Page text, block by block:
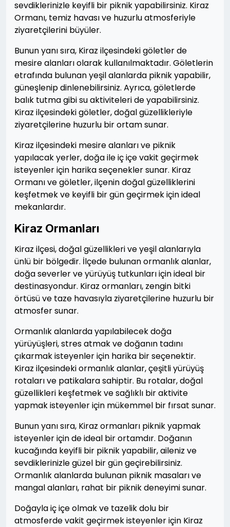
sevdiklerinizle keyifli bir piknik yapabilirsiniz. Kiraz
Ormanı, temiz havası ve huzurlu atmosferiyle
ziyaretçilerini büyüler.
Bunun yanı sıra, Kiraz ilçesindeki göletler de
mesire alanları olarak kullanılmaktadır. Göletlerin
etrafında bulunan yeşil alanlarda piknik yapabilir,
güneşlenip dinlenebilirsiniz. Ayrıca, göletlerde
balık tutma gibi su aktiviteleri de yapabilirsiniz.
Kiraz ilçesindeki göletler, doğal güzellikleriyle
ziyaretçilerine huzurlu bir ortam sunar.
Kiraz ilçesindeki mesire alanları ve piknik
yapılacak yerler, doğa ile iç içe vakit geçirmek
isteyenler için harika seçenekler sunar. Kiraz
Ormanı ve göletler, ilçenin doğal güzelliklerini
keşfetmek ve keyifli bir gün geçirmek için ideal
mekanlardır.
Kiraz Ormanları
Kiraz ilçesi, doğal güzellikleri ve yeşil alanlarıyla
ünlü bir bölgedir. İlçede bulunan ormanlık alanlar,
doğa severler ve yürüyüş tutkunları için ideal bir
destinasyondur. Kiraz ormanları, zengin bitki
örtüsü ve taze havasıyla ziyaretçilerine huzurlu bir
atmosfer sunar.
Ormanlık alanlarda yapılabilecek doğa
yürüyüşleri, stres atmak ve doğanın tadını
çıkarmak isteyenler için harika bir seçenektir.
Kiraz ilçesindeki ormanlık alanlar, çeşitli yürüyüş
rotaları ve patikalara sahiptir. Bu rotalar, doğal
güzellikleri keşfetmek ve sağlıklı bir aktivite
yapmak isteyenler için mükemmel bir fırsat sunar.
Bunun yanı sıra, Kiraz ormanları piknik yapmak
isteyenler için de ideal bir ortamdır. Doğanın
kucağında keyifli bir piknik yapabilir, aileniz ve
sevdiklerinizle güzel bir gün geçirebilirsiniz.
Ormanlık alanlarda bulunan piknik masaları ve
mangal alanları, rahat bir piknik deneyimi sunar.
Doğayla iç içe olmak ve tazelik dolu bir
atmosferde vakit geçirmek isteyenler için Kiraz